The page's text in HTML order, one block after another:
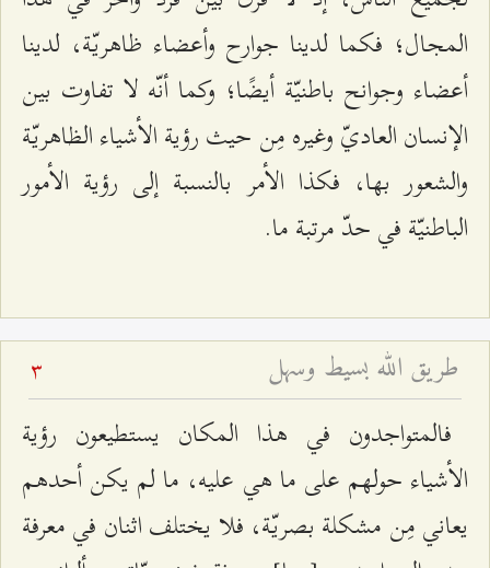
المجال؛ فكما لدينا جوارح وأعضاء ظاهريّة، لدينا
أعضاء وجوانح باطنيّة أيضًا؛ وكما أنّه لا تفاوت بين
الإنسان العاديّ وغيره مِن حيث رؤية الأشياء الظاهريّة
والشعور بها، فكذا الأمر بالنسبة إلى رؤية الأمور
الباطنيّة في حدّ مرتبة ما.
طريق الله بسيط وسهل 3
فالمتواجدون في هذا المكان يستطيعون رؤية
الأشياء حولهم على ما هي عليه، ما لم يكن أحدهم
يعاني مِن مشكلة بصريّة، فلا يختلف اثنان في معرفة